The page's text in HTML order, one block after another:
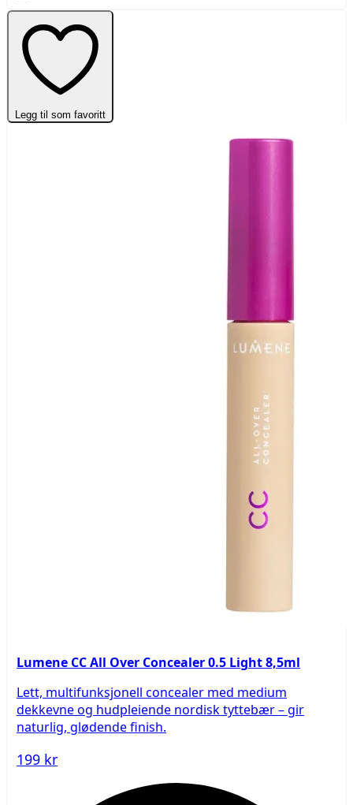
Legg til som favoritt
Lumene CC All Over Concealer 0.5 Light 8,5ml
Lett, multifunksjonell concealer med medium
dekkevne og hudpleiende nordisk tyttebær – gir
naturlig, glødende finish.
199 kr